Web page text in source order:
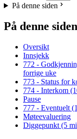
På denne siden
På denne siden
Oversikt
Innsjekk
772 -
forrige uke
773 - Status for
774 - Interkom
Pause
777 - Eventuelt
Møteevaluering
Diggepunkt (5